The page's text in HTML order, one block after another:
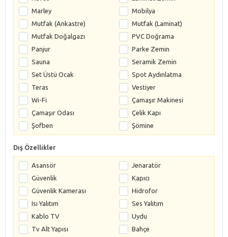
Marley
Mobilya
Mutfak (Ankastre)
Mutfak (Laminat)
Mutfak Doğalgazı
PVC Doğrama
Panjur
Parke Zemin
Sauna
Seramik Zemin
Set Üstü Ocak
Spot Aydınlatma
Teras
Vestiyer
Wi-Fi
Çamaşır Makinesi
Çamaşır Odası
Çelik Kapı
Şofben
Şömine
Dış Özellikler
Asansör
Jenaratör
Güvenlik
Kapıcı
Güvenlik Kamerası
Hidrofor
Isı Yalıtım
Ses Yalıtım
Kablo TV
Uydu
Tv Alt Yapısı
Bahçe